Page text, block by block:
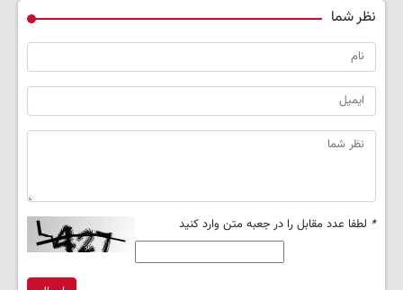
نظر شما
* لطفا عدد مقابل را در جعبه متن وارد کنید